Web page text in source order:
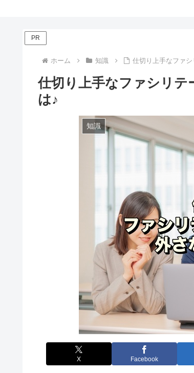
PR
ホーム 知識 仕切り上手なファ
仕切り上手なファシリテ
は♪
知識
X Facebook